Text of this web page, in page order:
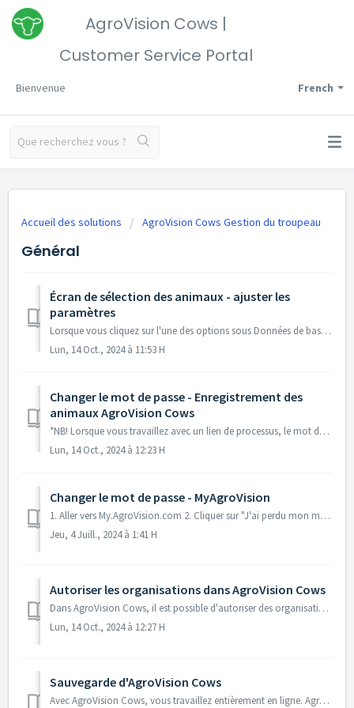
AgroVision Cows |
Customer Service Portal
French
Bienvenue
Accueil des solutions AgroVision Cows Gestion du troupeau
Général
Écran de sélection des animaux - ajuster les
paramètres
Lorsque vous cliquez sur l'une des options sous Données de base dans l'enregistrement des animaux AgroVision Cows, vous accéderez à l'écran de s...
Lun, 14 Oct., 2024 à 11:53 H
Changer le mot de passe - Enregistrement des
animaux AgroVision Cows
*NB! Lorsque vous travaillez avec un lien de processus, le mot de passe doit également être modifié dans le lien de processus. 1. Allers vers www.agrovi...
Lun, 14 Oct., 2024 à 12:23 H
Changer le mot de passe - MyAgroVision
1. Aller vers My.AgroVision.com 2. Cliquer sur "J'ai perdu mon mot de passe" 3. Saisissez l'adresse e-mail que nous connaissons. Cliqu...
Jeu, 4 Juill., 2024 à 1:41 H
Autoriser les organisations dans AgroVision Cows
Dans AgroVision Cows, il est possible d'autoriser des organisations. Vous pouvez décider vous-même de ce que vous souhaitez que ces personnes puissent v...
Lun, 14 Oct., 2024 à 12:27 H
Sauvegarde d'AgroVision Cows
Avec AgroVision Cows, vous travaillez entièrement en ligne. AgroVision s'occupe des mises à jour, de la maintenance et veille à ce que vos données soien...